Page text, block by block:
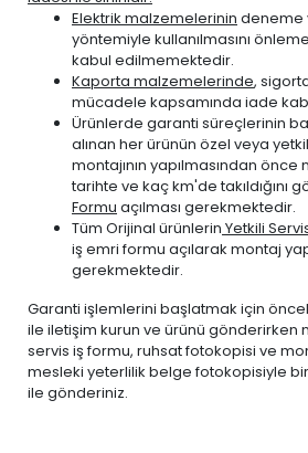
Elektrik malzemelerinin deneme
yöntemiyle kullanılmasını
kabul edilmemektedir.
Kaporta malzemelerinde,
mücadele kapsamında iade
Ürünlerde garanti süreçlerinin
alınan her ürünün özel veya
montajının yapılmasından
tarihte ve kaç km'de takıldığını
Formu açılması gerekmektedir.
Tüm Orijinal ürünlerin Yetkili
iş emri formu açılarak montaj
gerekmektedir.
Garanti işlemlerini başlatmak için
ile iletişim kurun ve ürünü gönderirken
servis iş formu, ruhsat fotokopisi ve
mesleki yeterlilik belge fotokopisiyle
ile gönderiniz.